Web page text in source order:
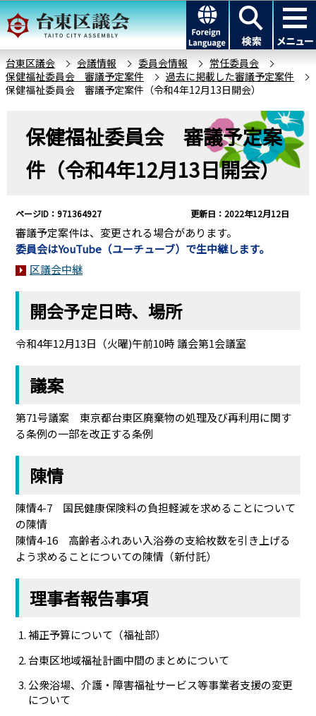
こ
の
ー
ジ
の
このページの本文へ移動
台東区議会 会議情報 委員会情報
常任委員会
保健福祉委員会 審議予定案件
過去に掲載した審議予定案件
保健福祉委員会 審議予定案件（令和4年12月13日開会）
保健福祉委員会 審議予定案
件（令和4年12月13日開会）
ページID：971364927 更新日：2022年12月12日
審議予定案件は、変更される場合があります。
委員会はYouTube（ユーチューブ）で生中継します。
区議会中継
開会予定日時、場所
令和4年12月13日（火曜)午前10時 議会第1会議室
議案
第71号議案 東京都台東区廃棄物の処理及び再利用に関す
る条例の一部を改正する条例
陳情
陳情4-7 国民健康保険料の負担軽減を求めることについて
の陳情
陳情4-16 高齢者ふれあい入浴券の支給枚数を引き上げる
よう求めることについての陳情（新付託）
理事者報告事項
補正予算について（福祉部）
台東区地域福祉計画中間のまとめについて
公衆浴場、介護・障害福祉サービス等事業者支援の変更
について